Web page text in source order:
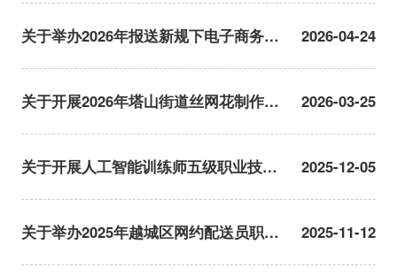
关于举办2026年报送新规下电子商务财
2026-04-24
关于开展2026年塔山街道丝网花制作专
2026-03-25
关于开展人工智能训练师五级职业技能
2025-12-05
关于举办2025年越城区网约配送员职业
2025-11-12